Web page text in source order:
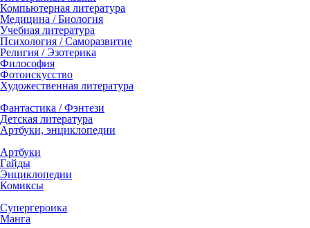
Компьютерная литература
Медицина / Биология
Учебная литература
Психология / Саморазвитие
Религия / Эзотерика
Философия
Фотоискусство
Художественная литература
Фантастика / Фэнтези
Детская литература
Артбуки, энциклопедии
Артбуки
Гайды
Энциклопедии
Комиксы
Супергероика
Манга